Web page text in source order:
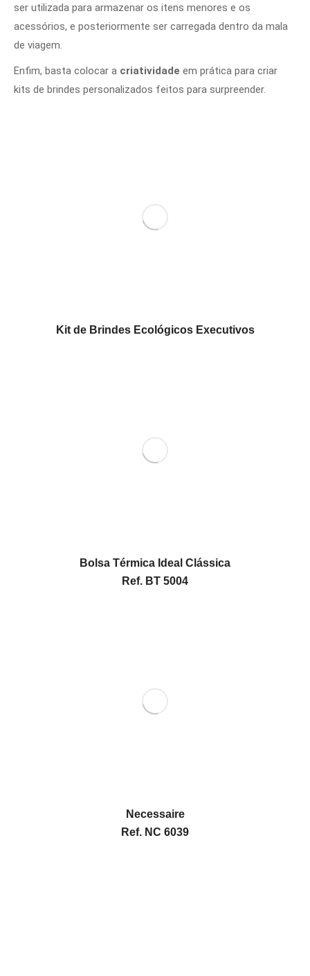
ser utilizada para armazenar os itens menores e os
acessórios, e posteriormente ser carregada dentro da mala
de viagem.
Enfim, basta colocar a criatividade em prática para criar
kits de brindes personalizados feitos para surpreender.
Kit de Brindes Ecológicos Executivos
Bolsa Térmica Ideal Clássica
Ref. BT 5004
Necessaire
Ref. NC 6039